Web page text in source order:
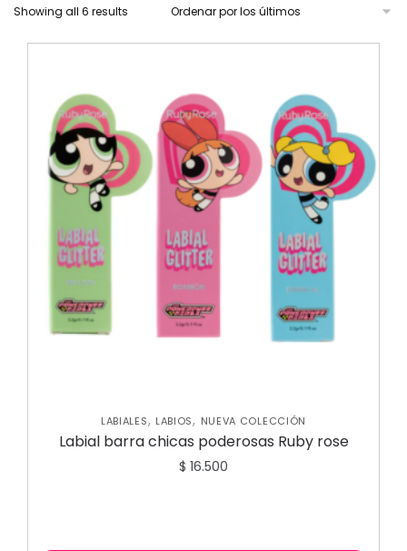
Showing all 6 results
LABIALES, LABIOS, NUEVA COLECCIÓN
Labial barra chicas poderosas Ruby rose
$ 16.500